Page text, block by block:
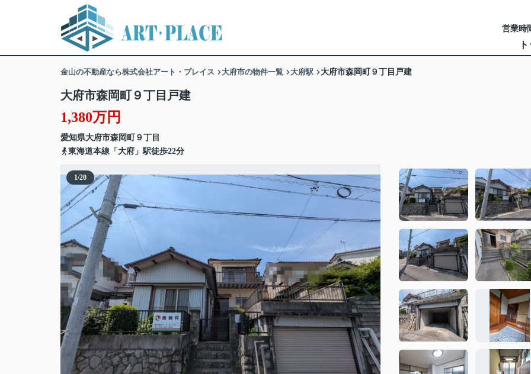
営業時
金山の不動産なら株式会社アート・プレイス 大府市の物件一覧 大府駅 大府市森岡町９丁目戸建
大府市森岡町９丁目戸建
1,380万円
愛知県大府市森岡町
９丁目
東海道本線「大府」駅徒歩22分
1/20